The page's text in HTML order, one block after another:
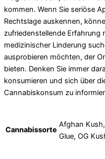
kommen. Wenn Sie seriöse
Rechtslage auskennen,
zufriedenstellende Erfahrung
medizinischer Linderung
ausprobieren möchten, der
bieten. Denken Sie immer
konsumieren und sich über
Cannabiskonsum zu
Cannabissorte
Afghan
Glue, OG